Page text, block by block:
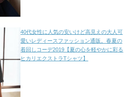
40代女性に人気の安いけど高見えの大人可
愛いレディースファッション通販。春夏の
着回しコーデ2019【夏の心を軽やかに彩る
ヒカリエクストラTシャツ】